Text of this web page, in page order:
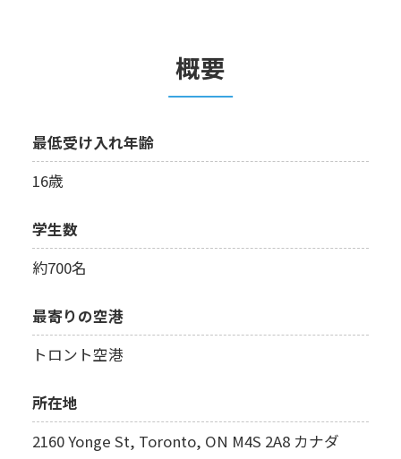
概要
最低受け入れ年齢
16歳
学生数
約700名
最寄りの空港
トロント空港
所在地
2160 Yonge St, Toronto, ON M4S 2A8 カナダ